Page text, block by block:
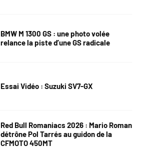
BMW M 1300 GS : une photo volée
relance la piste d’une GS radicale
Essai Vidéo : Suzuki SV7-GX
Red Bull Romaniacs 2026 : Mario Roman
détrône Pol Tarrés au guidon de la
CFMOTO 450MT